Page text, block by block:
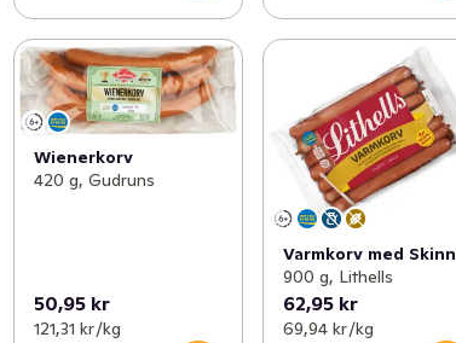
Wienerkorv
420 g, Gudruns
50,95 kr
121,31 kr /kg
Varmkorv med Skinn
900 g, Lithells
62,95 kr
69,94 kr /kg